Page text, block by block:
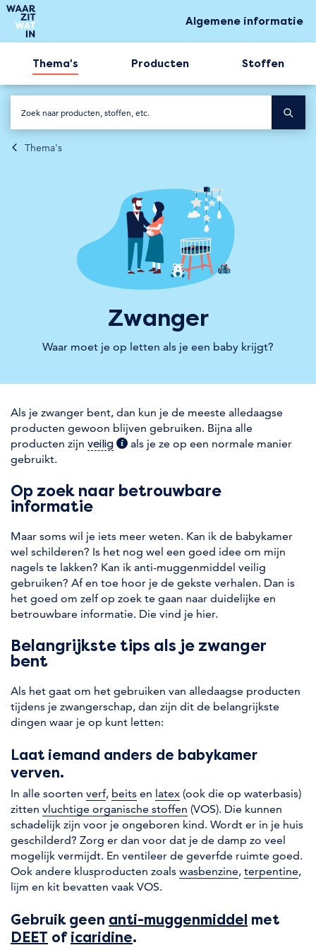
Algemene informatie
Thema's Producten Stoffen
Thema's
Zwanger
Waar moet je op letten als je een baby krijgt?
Als je zwanger bent, dan kun je de meeste alledaagse
producten gewoon blijven gebruiken. Bijna alle
producten zijn veilig (extra informatie)
als je ze op een normale manier
gebruikt.
Op zoek naar betrouwbare
informatie
Maar soms wil je iets meer weten. Kan ik de babykamer
wel schilderen? Is het nog wel een goed idee om mijn
nagels te lakken? Kan ik anti-muggenmiddel veilig
gebruiken? Af en toe hoor je de gekste verhalen. Dan is
het goed om zelf op zoek te gaan naar duidelijke en
betrouwbare informatie. Die vind je hier.
Belangrijkste tips als je zwanger
bent
Als het gaat om het gebruiken van alledaagse producten
tijdens je zwangerschap, dan zijn dit de belangrijkste
dingen waar je op kunt letten:
Laat iemand anders de babykamer
verven.
In alle soorten verf, beits en latex (ook die op waterbasis)
zitten vluchtige organische stoffen (VOS). Die kunnen
schadelijk zijn voor je ongeboren kind. Wordt er in je huis
geschilderd? Zorg er dan voor dat je de damp zo veel
mogelijk vermijdt. En ventileer de geverfde ruimte goed.
Ook andere klusproducten zoals wasbenzine, terpentine,
lijm en kit bevatten vaak VOS.
Gebruik geen anti-muggenmiddel met
DEET of icaridine.